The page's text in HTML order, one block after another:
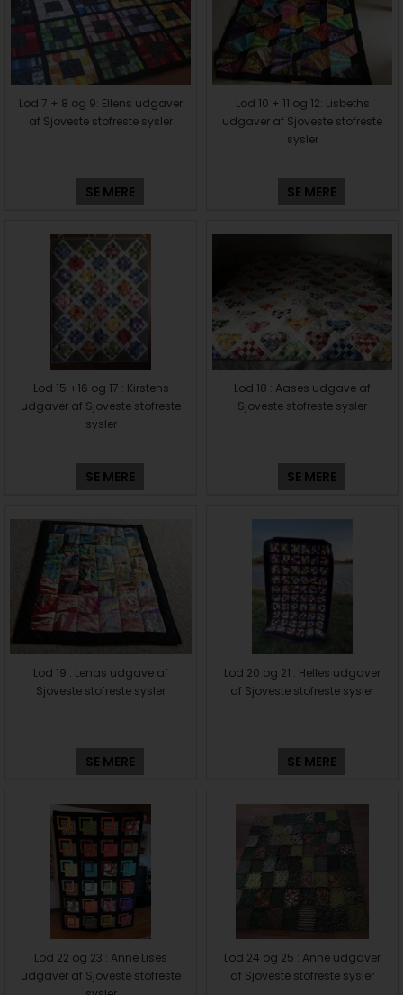
Lod 7 + 8 og 9: Ellens udgaver
af Sjoveste stofreste sysler
SE MERE
Lod 10 + 11 og 12: Lisbeths
udgaver af Sjoveste stofreste
sysler
SE MERE
Lod 15 +16 og 17 : Kirstens
udgaver af Sjoveste stofreste
sysler
SE MERE
Lod 18 : Aases udgave af
Sjoveste stofreste sysler
SE MERE
Lod 19 : Lenas udgave af
Sjoveste stofreste sysler
SE MERE
Lod 20 og 21 : Helles udgaver
af Sjoveste stofreste sysler
SE MERE
Lod 22 og 23 : Anne Lises
udgaver af Sjoveste stofreste
Lod 24 og 25 : Anne udgaver
af Sjoveste stofreste sysler